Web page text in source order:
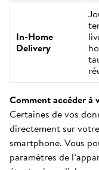
In-Home
Delivery
Comment accéder à
Certaines de vos
directement sur
smartphone. Vous
paramètres de